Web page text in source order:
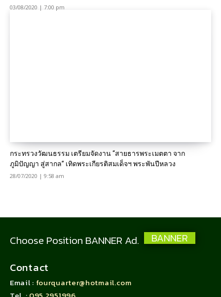
03/08/2020 | 7:00 pm
กระทรวงวัฒนธรรม เตรียมจัดงาน “สายธารพระเมตตา จาก
ภูมิปัญญา สู่สากล” เทิดพระเกียรติสมเด็จฯ พระพันปีหลวง
28/07/2020 | 9:58 am
Choose Position BANNER Ad. BANNER
Contact
Email : fourquarter@hotmail.com